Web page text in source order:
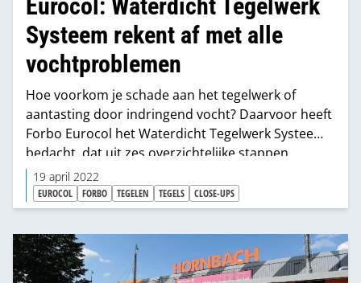
Eurocol: Waterdicht Tegelwerk
Systeem rekent af met alle
vochtproblemen
Hoe voorkom je schade aan het tegelwerk of
aantasting door indringend vocht? Daarvoor heeft
Forbo Eurocol het Waterdicht Tegelwerk Systeem
bedacht, dat uit zes overzichtelijke stappen
bestaat. Dit systeem is inmiddels al ruim 35 jaar
op de markt. In dit artikel vult Vertegenwoordiger
DHZ Bas Hermes het stappenplan aan met zijn
ervaringen.
19 april 2022
EUROCOL FORBO TEGELEN TEGELS CLOSE-UPS